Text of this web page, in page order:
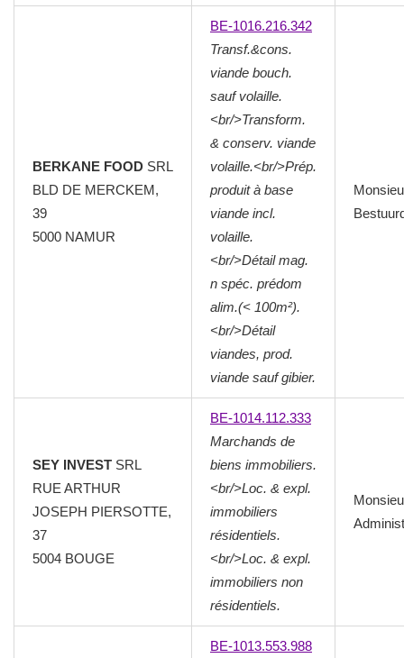
BERKANE FOOD SRL
BLD DE MERCKEM,
39
5000 NAMUR
BE-1016.216.342
Transf.&cons.
viande bouch.
sauf volaille.
<br/>Transform.
& conserv. viande
volaille.<br/>Prép.
produit à base
viande incl.
volaille.
<br/>Détail mag.
n spéc. prédom
alim.(< 100m²).
<br/>Détail
viandes, prod.
viande sauf gibier.
SEY INVEST SRL
RUE ARTHUR
JOSEPH PIERSOTTE,
37
5004 BOUGE
BE-1014.112.333
Marchands de
biens immobiliers.
<br/>Loc. & expl.
immobiliers
résidentiels.
<br/>Loc. & expl.
immobiliers non
résidentiels.
BE-1013.553.988